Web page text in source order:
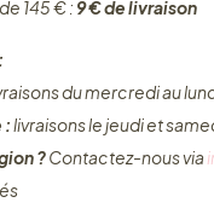
145 € : 9 € de livraison
du mercredi au
:livraisons le jeudi et
?Contactez-nous via